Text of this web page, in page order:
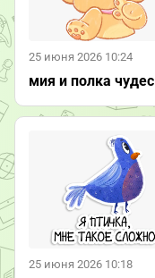
25 июня 2026 10:24
мия и полка чудес
25 июня 2026 10:18